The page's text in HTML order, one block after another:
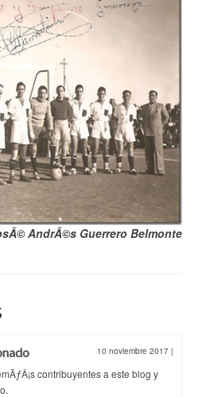
AndrÃ©s Guerrero Belmonte
10 noviembre 2017 |
contribuyentes a este blog y